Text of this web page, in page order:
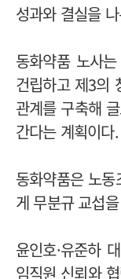
성과와 결실을
동화약품 노사
건립하고 제3의
관계를 구축해
간다는 계획이다.
동화약품은 노
게 무분규 교섭
윤인호·유준하
임직원 신뢰와